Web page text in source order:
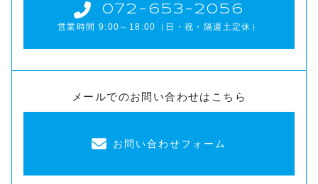
072-653-2056
営業時間 9:00～18:00（日・祝・隔週土定休）
メールでのお問い合わせはこちら
お問い合わせフォーム